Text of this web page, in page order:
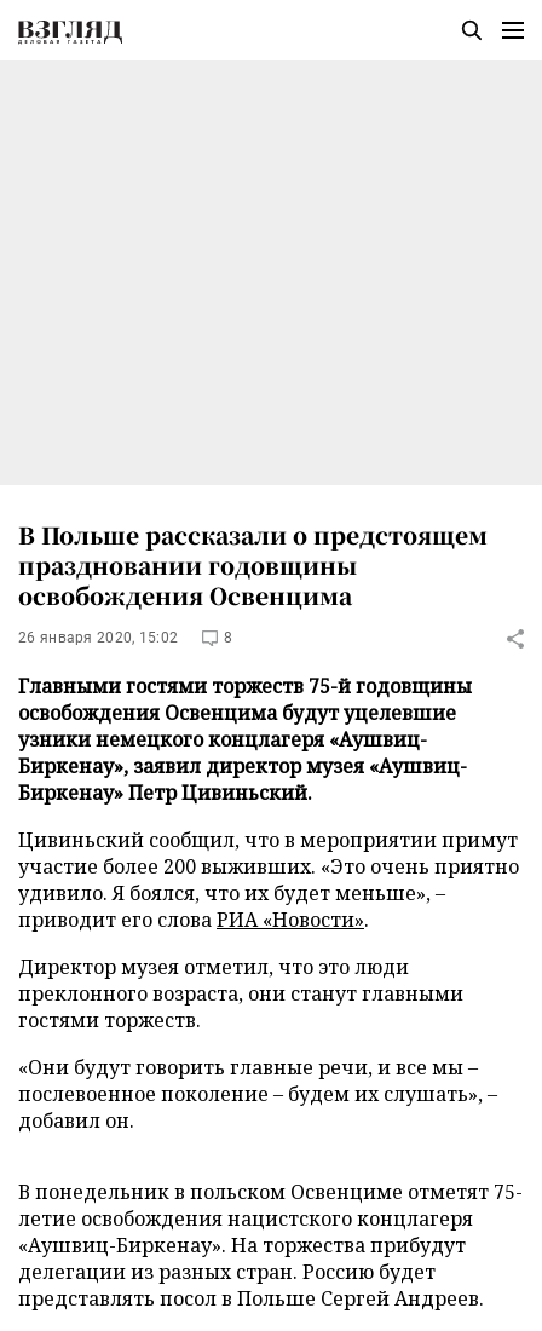
В Польше рассказали о предстоящем
праздновании годовщины
освобождения Освенцима
26 января 2020, 15:02 8
Главными гостями торжеств 75-й годовщины
освобождения Освенцима будут уцелевшие
узники немецкого концлагеря «Аушвиц-
Биркенау», заявил директор музея «Аушвиц-
Биркенау» Петр Цивиньский.
Цивиньский сообщил, что в мероприятии примут
участие более 200 выживших. «Это очень приятно
удивило. Я боялся, что их будет меньше», –
приводит его словаРИА «Новости».
Директор музея отметил, что это люди
преклонного возраста, они станут главными
гостями торжеств.
«Они будут говорить главные речи, и все мы –
послевоенное поколение – будем их слушать», –
добавил он.
В понедельник в польском Освенциме отметят 75-
летие освобождения нацистского концлагеря
«Аушвиц-Биркенау». На торжества прибудут
делегации из разных стран. Россию будет
представлять посол в Польше Сергей Андреев.